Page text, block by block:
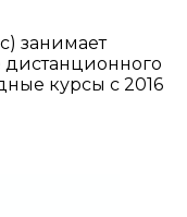
занимает
курсы с 2016